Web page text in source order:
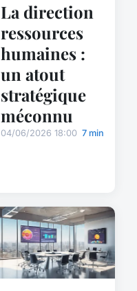
La direction
ressources
humaines :
un atout
stratégique
méconnu
04/06/2026 18:00 7 min